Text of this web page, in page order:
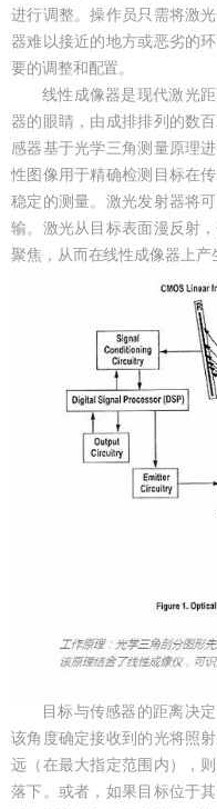
进行调整。操作员只需将激
器难以接近的地方或恶劣的
要的调整和配置。
线性成像器是现代激光
器的眼睛，由成排排列的数
感器基于光学三角测量原理
性图像用于精确检测目标在
稳定的测量。激光发射器将
输。激光从目标表面漫反射
聚焦，从而在线性成像器上产
目标与传感器的距离决
该角度确定接收到的光将照
远（在最大指定范围内），
落下。或者，如果目标位于